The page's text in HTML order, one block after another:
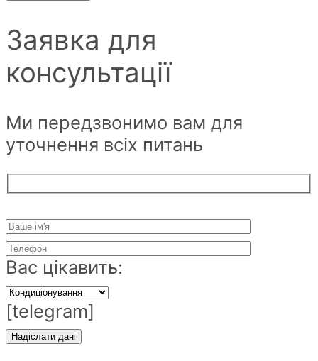
Заявка для
консультації
Ми передзвонимо вам для
уточнення всіх питань
Вас цікавить:
[telegram]